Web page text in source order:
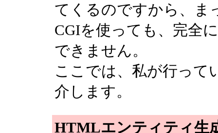
てくるのですから、ま
CGIを使っても、完全
できません。
ここでは、私が行って
介します。
HTMLエンティティ生